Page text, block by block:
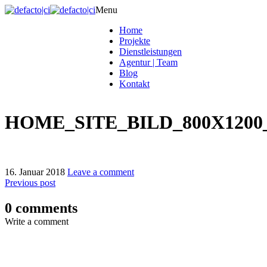
Menu
Home
Projekte
Dienstleistungen
Agentur | Team
Blog
Kontakt
16. Januar 2018 Leave a comment
Previous post
0 comments
Write a comment